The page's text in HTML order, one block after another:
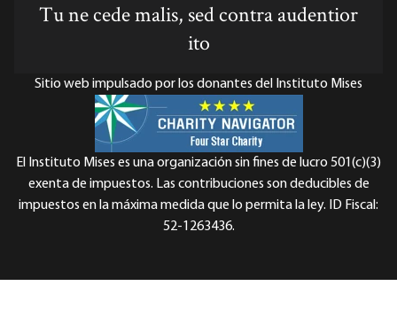
Tu ne cede malis, sed contra audentior
ito
Sitio web impulsado por los donantes del Instituto Mises
El Instituto Mises es una organización sin fines de lucro 501(c)(3)
exenta de impuestos. Las contribuciones son deducibles de
impuestos en la máxima medida que lo permita la ley. ID Fiscal:
52-1263436.